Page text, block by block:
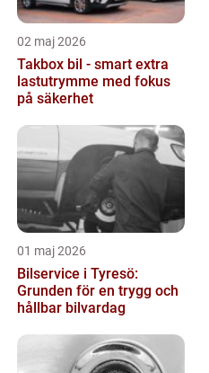
02 maj 2026
Takbox bil - smart extra
lastutrymme med fokus
på säkerhet
01 maj 2026
Bilservice i Tyresö:
Grunden för en trygg och
hållbar bilvardag